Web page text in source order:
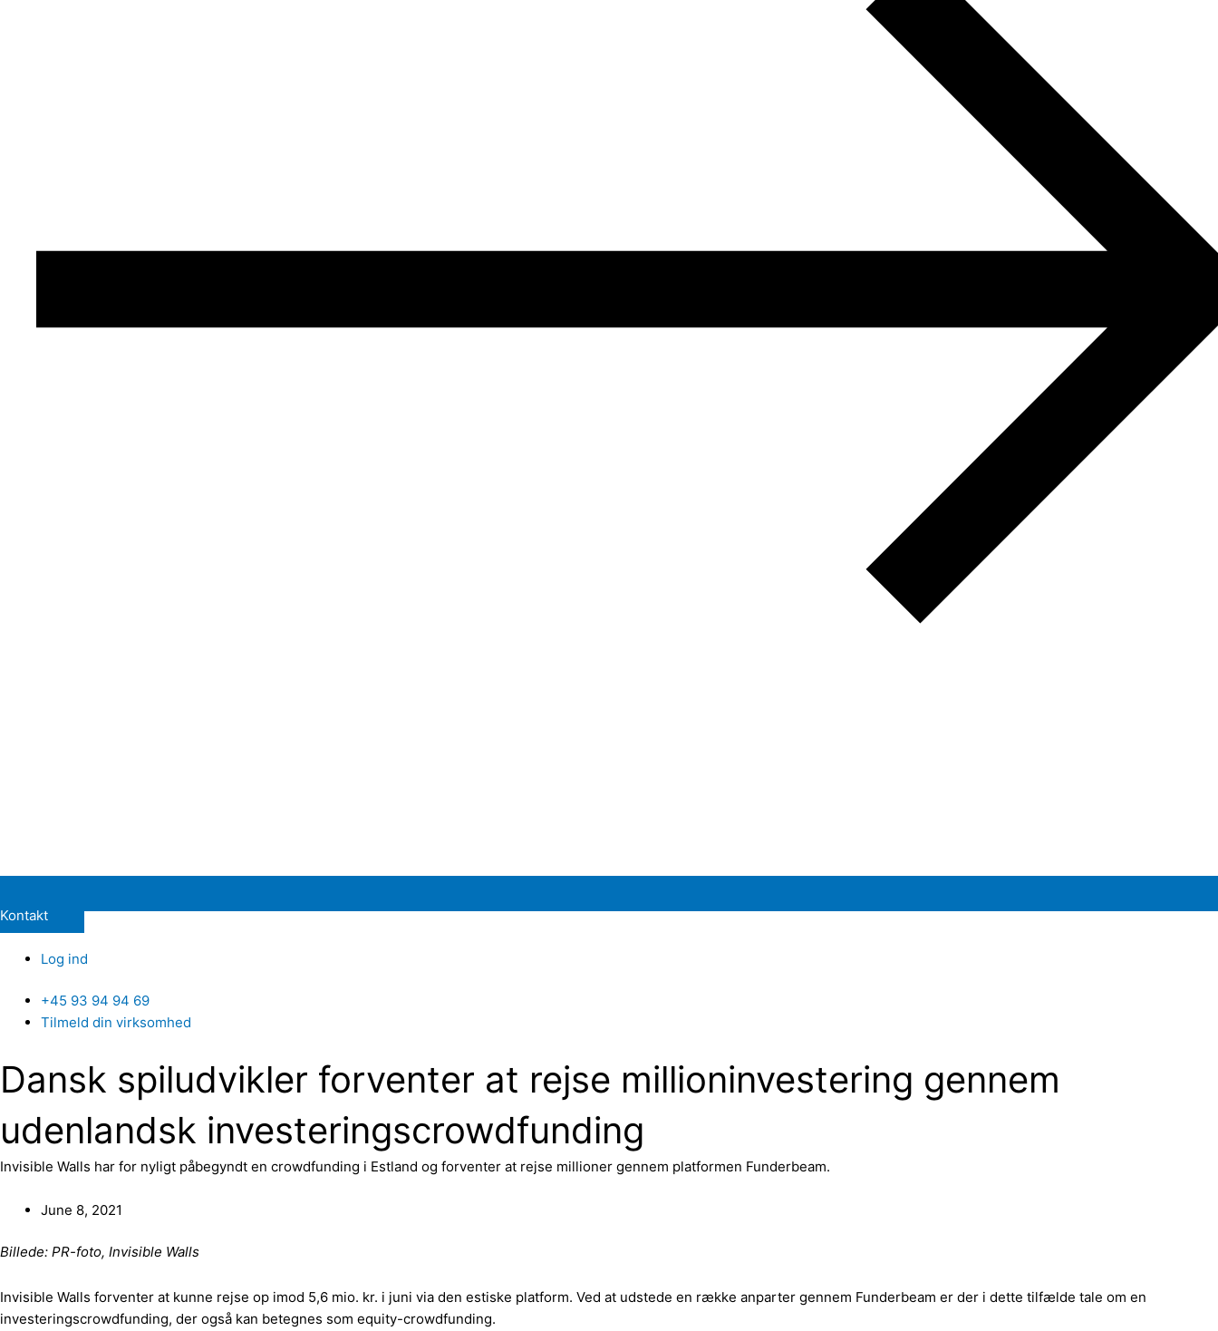
Kontakt
Log ind
+45 93 94 94 69
Tilmeld din virksomhed
Dansk spiludvikler forventer at rejse millioninvestering gennem
udenlandsk investeringscrowdfunding
Invisible Walls har for nyligt påbegyndt en crowdfunding i Estland og forventer at rejse millioner gennem platformen Funderbeam.
June 8, 2021
Billede: PR-foto, Invisible Walls
Invisible Walls forventer at kunne rejse op imod 5,6 mio. kr. i juni via den estiske platform. Ved at udstede en række anparter gennem Funderbeam er der i dette tilfælde tale om en
investeringscrowdfunding, der også kan betegnes som equity-crowdfunding.